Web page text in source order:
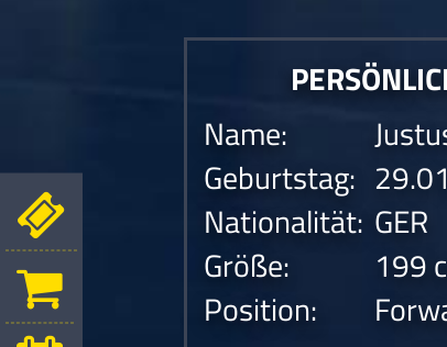
Name:
Geburtstag:
Nationalität: GER
Größe:
199
Position: